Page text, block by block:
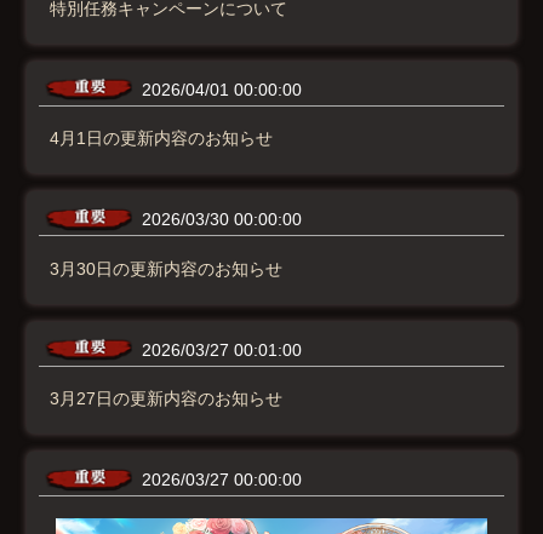
特別任務キャンペーンについて
2026/04/01 00:00:00
4月1日の更新内容のお知らせ
2026/03/30 00:00:00
3月30日の更新内容のお知らせ
2026/03/27 00:01:00
3月27日の更新内容のお知らせ
2026/03/27 00:00:00